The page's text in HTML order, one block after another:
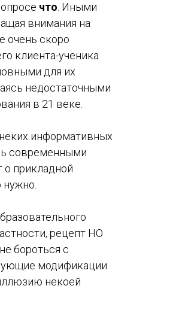
что . Иными
внимания на
очень скоро
клиента-ученика
для их
недостаточными
в 21 веке.
информативных
современными
о прикладной
рецепт НО
бороться с
модификации
некоей